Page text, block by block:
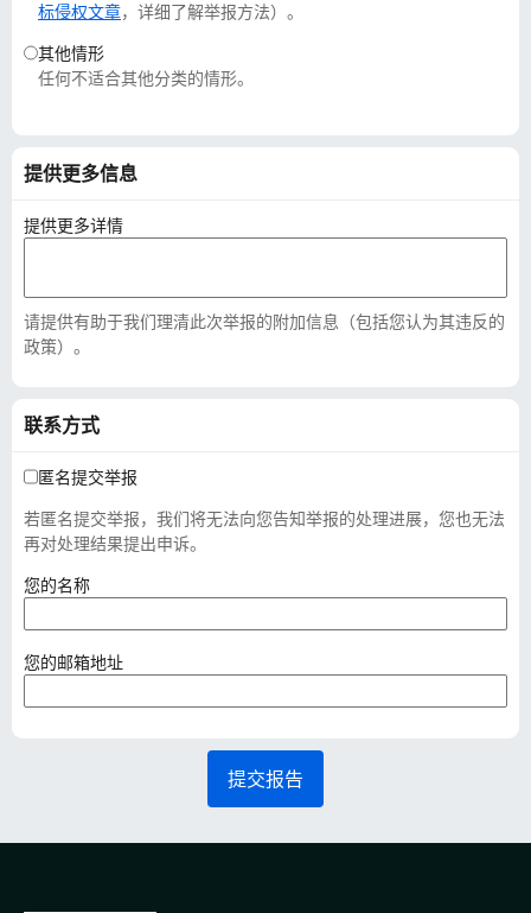
标侵权文章，详细了解举报方法）。
其他情形
任何不适合其他分类的情形。
提供更多信息
提供更多详情
请提供有助于我们理清此次举报的附加信息（包括您认为其违反的
政策）。
联系方式
匿名提交举报
若匿名提交举报，我们将无法向您告知举报的处理进展，您也无法
再对处理结果提出申诉。
您的名称（
填
）
您的邮箱地址（
填
提交报告